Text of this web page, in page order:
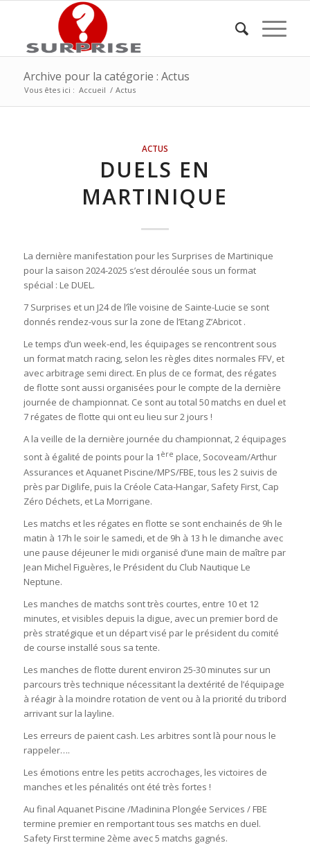
Archive pour la catégorie : Actus
Vous êtes ici : Accueil / Actus
ACTUS
DUELS EN
MARTINIQUE
La dernière manifestation pour les Surprises de Martinique
pour la saison 2024-2025 s’est déroulée sous un format
spécial : Le DUEL.
7 Surprises et un J24 de l’île voisine de Sainte-Lucie se sont
donnés rendez-vous sur la zone de l’Etang Z’Abricot .
Le temps d’un week-end, les équipages se rencontrent sous
un format match racing, selon les règles dites normales FFV, et
avec arbitrage semi direct. En plus de ce format, des régates
de flotte sont aussi organisées pour le compte de la dernière
journée de championnat. Ce sont au total 50 matchs en duel et
7 régates de flotte qui ont eu lieu sur 2 jours !
A la veille de la dernière journée du championnat, 2 équipages
sont à égalité de points pour la 1 ère place, Socoveam/Arthur
Assurances et Aquanet Piscine/MPS/FBE, tous les 2 suivis de
près par Digilife, puis la Créole Cata-Hangar, Safety First, Cap
Zéro Déchets, et La Morrigane.
Les matchs et les régates en flotte se sont enchainés de 9h le
matin à 17h le soir le samedi, et de 9h à 13 h le dimanche avec
une pause déjeuner le midi organisé d’une main de maître par
Jean Michel Figuères, le Président du Club Nautique Le
Neptune.
Les manches de matchs sont très courtes, entre 10 et 12
minutes, et visibles depuis la digue, avec un premier bord de
près stratégique et un départ visé par le président du comité
de course installé sous sa tente.
Les manches de flotte durent environ 25-30 minutes sur un
parcours très technique nécessitant la dextérité de l’équipage
à réagir à la moindre rotation de vent ou à la priorité du tribord
arrivant sur la layline.
Les erreurs de paient cash. Les arbitres sont là pour nous le
rappeler….
Les émotions entre les petits accrochages, les victoires de
manches et les pénalités ont été très fortes !
Au final Aquanet Piscine /Madinina Plongée Services / FBE
termine premier en remportant tous ses matchs en duel.
Safety First termine 2ème avec 5 matchs gagnés.